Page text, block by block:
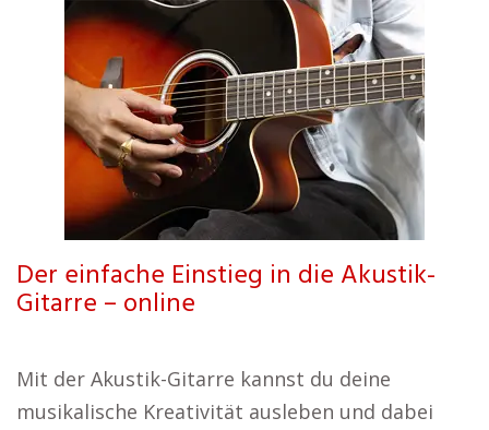
Der einfache Einstieg in die Akustik-
Gitarre – online
Mit der Akustik-Gitarre kannst du deine
musikalische Kreativität ausleben und dabei